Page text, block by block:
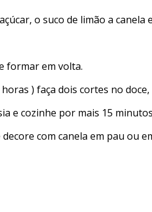
o suco de limão a canela
formar em volta.
) faça dois cortes no
e cozinhe por mais 15
com canela em pau ou